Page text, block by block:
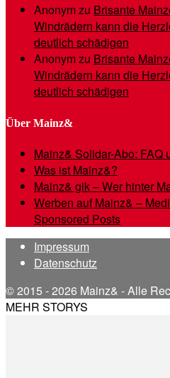
Anonymzu Brisante
Windrädern kann die
deutlich schädigen
Anonymzu Brisante
Windrädern kann die
deutlich schädigen
Über Mainz&
Mainz& Solidar-Abo: FAQ
Was ist Mainz&?
Mainz& gik – Wer hinter
Werben auf Mainz& –
Sponsored Posts
Impressum
Datenschutz
© 2015 - 2026 Mainz& - Alle
MEHR STORYS